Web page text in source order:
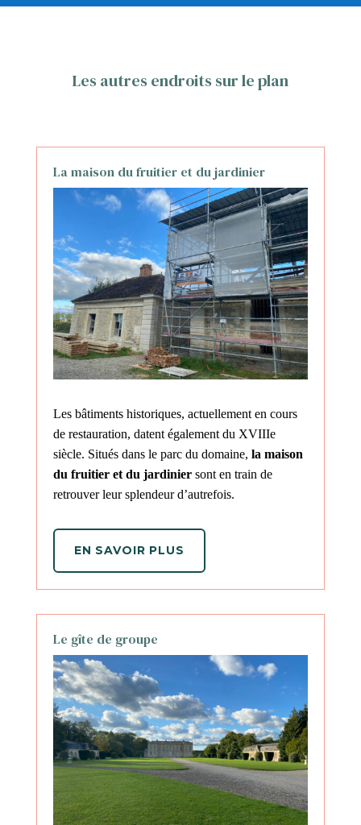
Les autres endroits sur le plan
La maison du fruitier et du jardinier
Les bâtiments historiques, actuellement en cours
de restauration, datent également du XVIIIe
siècle. Situés dans le parc du domaine, la maison
du fruitier et du jardiniersont en train de
retrouver leur splendeur d’autrefois.
EN SAVOIR PLUS
Le gîte de groupe